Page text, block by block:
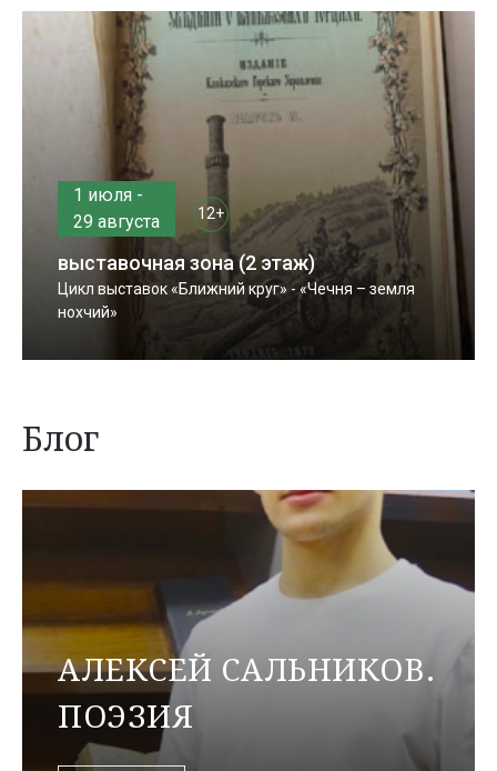
1 июля -
29 августа
12+
выставочная зона (2 этаж)
Цикл выставок «Ближний круг» - «Чечня – земля
нохчий»
Блог
АЛЕКСЕЙ САЛЬНИКОВ.
ПОЭЗИЯ